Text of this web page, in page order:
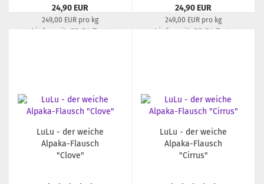
24,90 EUR
249,00 EUR pro kg
Lieferzeit: 22-24 Tage
24,90 EUR
249,00 EUR pro kg
Lieferzeit: 22-24 Tage
LuLu - der weiche
Alpaka-Flausch
"Clove"
LuLu - der weiche
Alpaka-Flausch
"Cirrus"